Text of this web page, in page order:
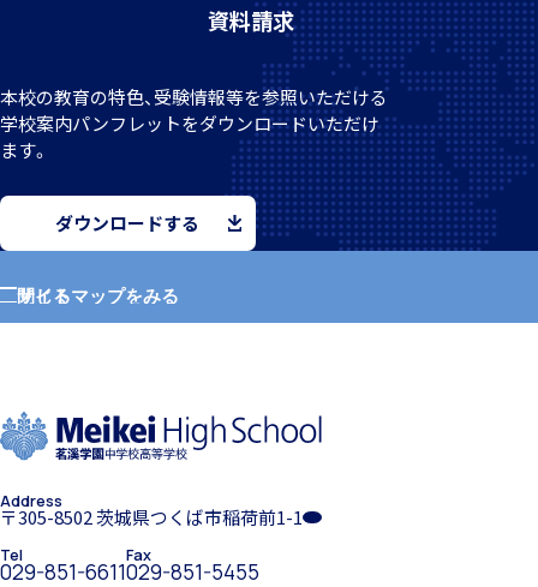
資料請求
本校の教育の特色、受験情報等を参照いただける
学校案内パンフレットをダウンロードいただけ
ます。
ダウンロードする
サイトマップをみる
閉じる
学校長挨拶
Address
〒305-8502 茨城県つくば市稲荷前1-1
Tel
029-851-6611
Fax
029-851-5455
MEIKEI ART GALLERY
国際教育
留学制度